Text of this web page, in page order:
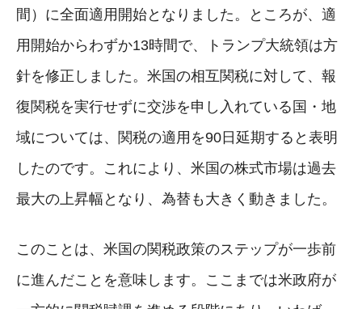
間）に全面適用開始となりました。ところが、適
用開始からわずか13時間で、トランプ大統領は方
針を修正しました。米国の相互関税に対して、報
復関税を実行せずに交渉を申し入れている国・地
域については、関税の適用を90日延期すると表明
したのです。これにより、米国の株式市場は過去
最大の上昇幅となり、為替も大きく動きました。
このことは、米国の関税政策のステップが一歩前
に進んだことを意味します。ここまでは米政府が